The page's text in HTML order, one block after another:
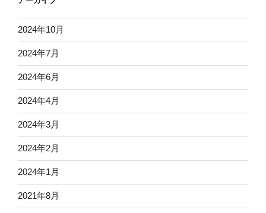
2024年10月
2024年7月
2024年6月
2024年4月
2024年3月
2024年2月
2024年1月
2021年8月